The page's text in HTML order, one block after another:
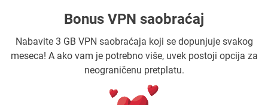
Bonus VPN saobraćaj
Nabavite 3 GB VPN saobraćaja koji se dopunjuje svakog
meseca! A ako vam je potrebno više, uvek postoji opcija za
neograničenu pretplatu.